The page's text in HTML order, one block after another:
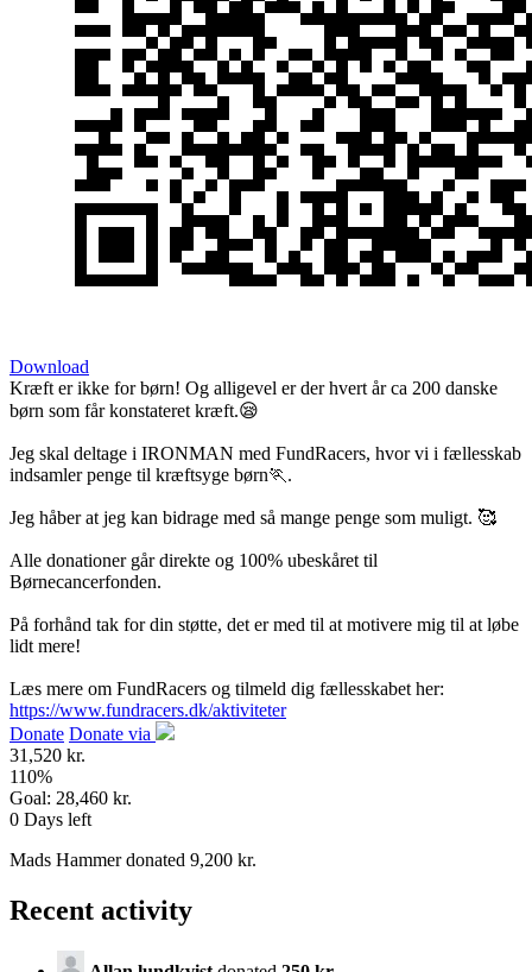
Download
Kræft er ikke for børn! Og alligevel er der hvert år ca 200 danske
børn som får konstateret kræft.😪
Jeg skal deltage i IRONMAN med FundRacers, hvor vi i fællesskab
indsamler penge til kræftsyge børn🏃.
Jeg håber at jeg kan bidrage med så mange penge som muligt. 🥰
Alle donationer går direkte og 100% ubeskåret til
Børnecancerfonden.
På forhånd tak for din støtte, det er med til at motivere mig til at løbe
lidt mere!
Læs mere om FundRacers og tilmeld dig fællesskabet her:
https://www.fundracers.dk/aktiviteter
Donate Donate via
31,520 kr.
110%
Goal: 28,460 kr.
0 Days left
Mads Hammer donated 9,200 kr.
Recent activity